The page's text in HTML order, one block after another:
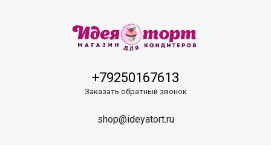
+79250167613
Заказать обратный звонок
shop@ideyatort.ru